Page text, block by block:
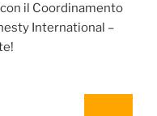
il Coordinamento
International –